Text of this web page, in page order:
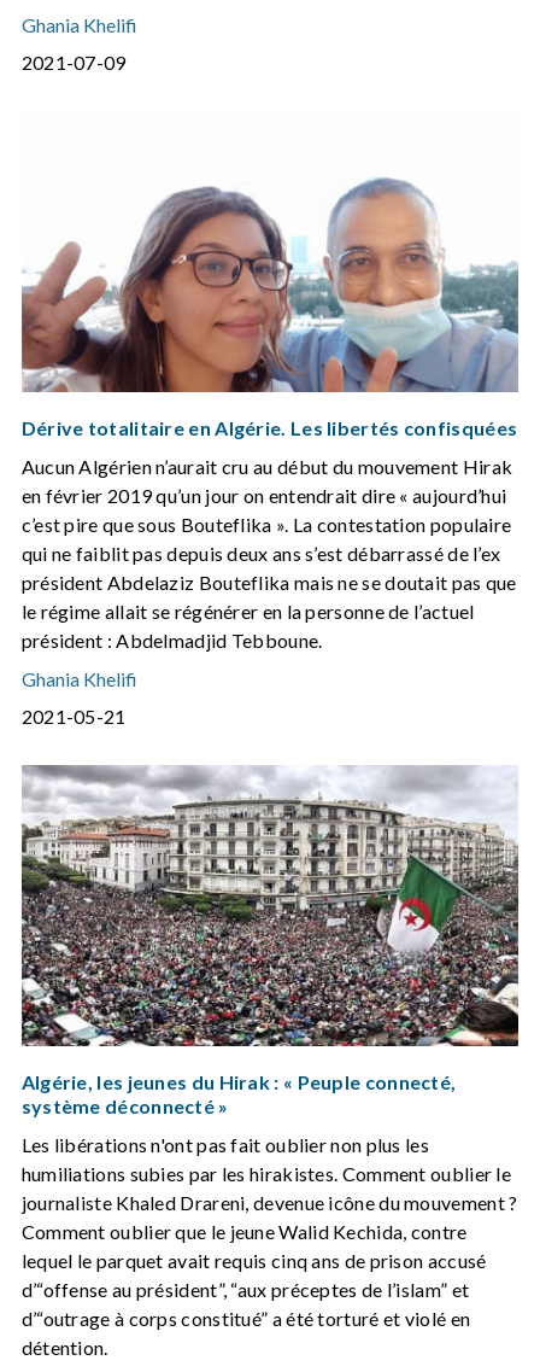
Ghania Khelifi
2021-07-09
Dérive totalitaire en Algérie. Les libertés confisquées
Aucun Algérien n’aurait cru au début du mouvement Hirak
en février 2019 qu’un jour on entendrait dire « aujourd’hui
c’est pire que sous Bouteflika ». La contestation populaire
qui ne faiblit pas depuis deux ans s’est débarrassé de l’ex
président Abdelaziz Bouteflika mais ne se doutait pas que
le régime allait se régénérer en la personne de l’actuel
président : Abdelmadjid Tebboune.
Ghania Khelifi
2021-05-21
Algérie, les jeunes du Hirak : « Peuple connecté,
système déconnecté »
Les libérations n'ont pas fait oublier non plus les
humiliations subies par les hirakistes. Comment oublier le
journaliste Khaled Drareni, devenue icône du mouvement ?
Comment oublier que le jeune Walid Kechida, contre
lequel le parquet avait requis cinq ans de prison accusé
d’“offense au président”, “aux préceptes de l’islam” et
d’“outrage à corps constitué” a été torturé et violé en
détention.